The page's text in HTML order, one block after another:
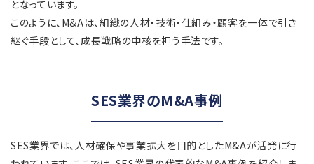
となっています。
このように、M&Aは、組織の人材・技術・仕組み・顧客を一体で引き
継ぐ手段として、成長戦略の中核を担う手法です。
SES業界のM&A事例
SES業界では、人材確保や事業拡大を目的としたM&Aが活発に行